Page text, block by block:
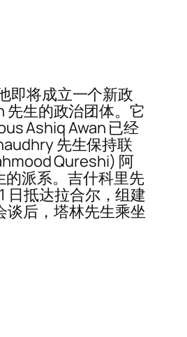
即将成立一个新政
先生的政治团体。它
Ashiq Awan 已经
先生保持联
Qureshi) 阿
的派系。吉什科里先
日抵达拉合尔，组建
谈后，塔林先生乘坐